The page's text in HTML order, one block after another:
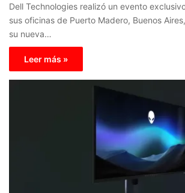
Dell Technologies realizó un evento
sus oficinas de Puerto Madero, Buenos
su nueva…
Leer más »